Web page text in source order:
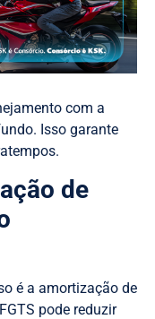
com a
Isso garante
de
é a amortização de
pode reduzir